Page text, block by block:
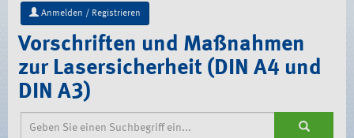
Anmelden / Registrieren
Vorschriften und Maßnahmen
zur Lasersicherheit (DIN A4 und
DIN A3)